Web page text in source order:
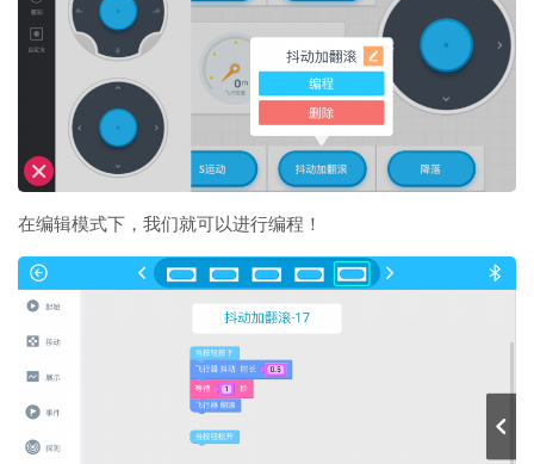
在编辑模式下，我们就可以进行编程！